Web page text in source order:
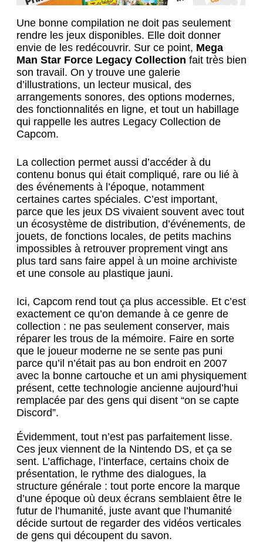
Une bonne compilation ne doit pas seulement
rendre les jeux disponibles. Elle doit donner
envie de les redécouvrir. Sur ce point, Mega
Man Star Force Legacy Collection fait très bien
son travail. On y trouve une galerie
d’illustrations, un lecteur musical, des
arrangements sonores, des options modernes,
des fonctionnalités en ligne, et tout un habillage
qui rappelle les autres Legacy Collection de
Capcom.
La collection permet aussi d’accéder à du
contenu bonus qui était compliqué, rare ou lié à
des événements à l’époque, notamment
certaines cartes spéciales. C’est important,
parce que les jeux DS vivaient souvent avec tout
un écosystème de distribution, d’événements, de
jouets, de fonctions locales, de petits machins
impossibles à retrouver proprement vingt ans
plus tard sans faire appel à un moine archiviste
et une console au plastique jauni.
Ici, Capcom rend tout ça plus accessible. Et c’est
exactement ce qu’on demande à ce genre de
collection : ne pas seulement conserver, mais
réparer les trous de la mémoire. Faire en sorte
que le joueur moderne ne se sente pas puni
parce qu’il n’était pas au bon endroit en 2007
avec la bonne cartouche et un ami physiquement
présent, cette technologie ancienne aujourd’hui
remplacée par des gens qui disent “on se capte
Discord”.
Évidemment, tout n’est pas parfaitement lisse.
Ces jeux viennent de la Nintendo DS, et ça se
sent. L’affichage, l’interface, certains choix de
présentation, le rythme des dialogues, la
structure générale : tout porte encore la marque
d’une époque où deux écrans semblaient être le
futur de l’humanité, juste avant que l’humanité
décide surtout de regarder des vidéos verticales
de gens qui découpent du savon.